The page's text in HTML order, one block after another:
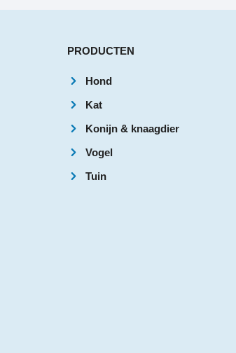
PRODUCTEN
Hond
Kat
Konijn & knaagdier
Vogel
Tuin